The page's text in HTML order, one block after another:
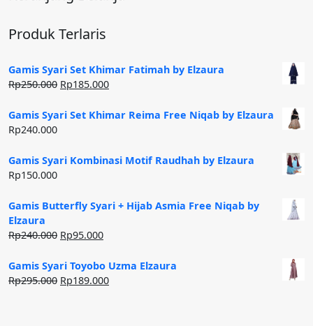
Pilihan
dapat
diambil
halaman
halaman
Produk Terlaris
Gamis Syari Set Khimar Fatimah by Elzaura
Rp250.000 Harga
adalah:
Rp185.000Harga
ini
Gamis Syari Set Khimar Reima Free Niqab by Elzaura
Rp240.000
Gamis Syari Kombinasi Motif Raudhah by Elzaura
Rp150.000
Gamis Butterfly Syari + Hijab Asmia Free Niqab by
Elzaura
Rp240.000 Harga
adalah:
Rp240.000.
Rp95.000Harga
ini
adalah:
Gamis Syari Toyobo Uzma Elzaura
Rp295.000 Harga
Rp189.000Harga